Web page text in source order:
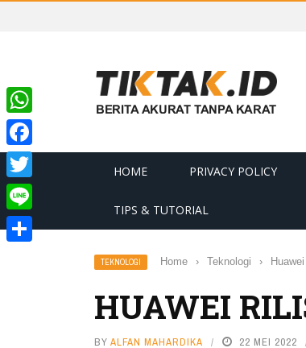
HOME PRIVACY POLICY
TIPS & TUTORIAL
TEKNOLOGI Home › Teknologi ›
HUAWEI
BY ALFAN MAHARDIKA 22 MEI 2022
WhatsApp
Facebook
Twitter
Line